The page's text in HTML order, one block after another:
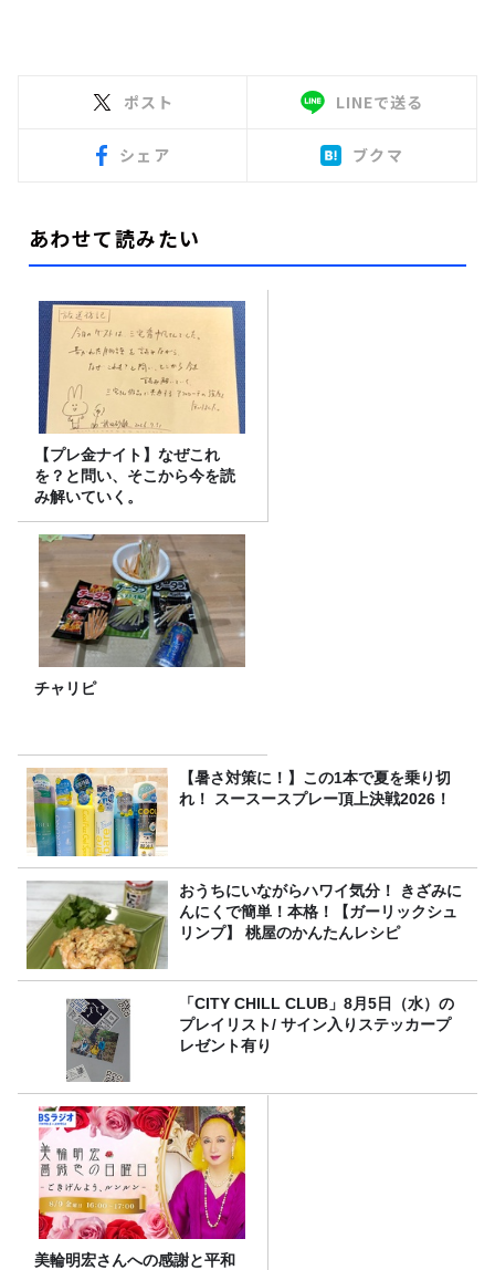
ポスト LINEで送る
シェア ブクマ
あわせて読みたい
【プレ金ナイト】なぜこれ
を？と問い、そこから今を読
み解いていく。
チャリピ
【暑さ対策に！】この1本で夏を乗り切
れ！ スースースプレー頂上決戦2026！
おうちにいながらハワイ気分！ きざみに
んにくで簡単！本格！【ガーリックシュ
リンプ】 桃屋のかんたんレシピ
「CITY CHILL CLUB」8月5日（水）の
プレイリスト/ サイン入りステッカープ
レゼント有り
美輪明宏さんへの感謝と平和